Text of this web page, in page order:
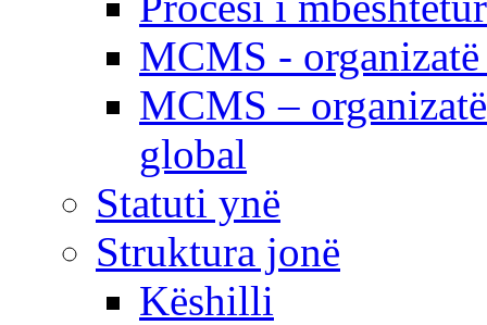
MCMS -
MCMS –
global
Statuti ynë
Struktura jonë
Këshilli